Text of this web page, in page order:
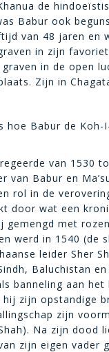
de
Babur ook
van 48 jaren
in zijn
in de open
Zijn in
hoe Babur de
van 1530
van Babur en
rol in de
door wat een
gemengd met
werd in 1540 (de
leider Sher
Baluchistan
banneling aan
zijn opstandige
zijn
Na zijn dood
zijn eigen vader